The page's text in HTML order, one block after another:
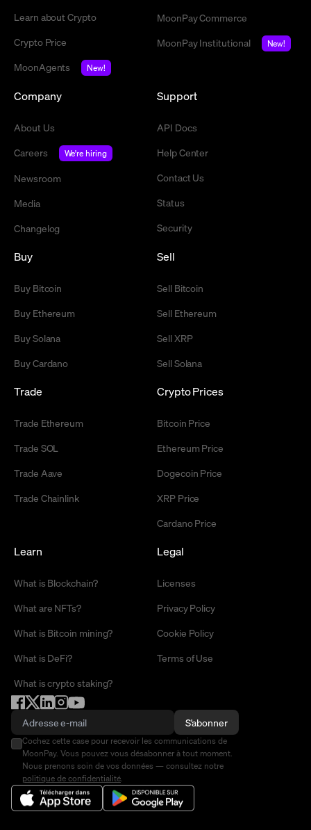
Learn about Crypto
Crypto Price
MoonAgents
New!
MoonPay Commerce
MoonPay Institutional
New!
Company
About Us
Careers
We're hiring
Newsroom
Media
Changelog
Support
API Docs
Help Center
Contact Us
Status
Security
Buy
Buy Bitcoin
Buy Ethereum
Buy Solana
Buy Cardano
Sell
Sell Bitcoin
Sell Ethereum
Sell XRP
Sell Solana
Trade
Trade Ethereum
Trade SOL
Trade Aave
Trade Chainlink
Crypto Prices
Bitcoin Price
Ethereum Price
Dogecoin Price
XRP Price
Cardano Price
Learn
What is Blockchain?
What are NFTs?
What is Bitcoin mining?
What is DeFi?
What is crypto staking?
Legal
Licenses
Privacy Policy
Cookie Policy
Terms of Use
S'abonner
Cochez cette case pour recevoir les communications de
MoonPay. Vous pouvez vous désabonner à tout moment.
Nous prenons soin de vos données — consultez notre
politique de confidentialité.